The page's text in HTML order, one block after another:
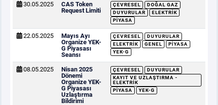
30.05.2025
CAS Token
Request Limiti
ÇEVRESEL
DOĞAL GAZ
DUYURULAR
ELEKTRIK
PIYASA
22.05.2025
Mayıs Ayı
Organize YEK-
G Piyasası
Seansı
ÇEVRESEL
DUYURULAR
ELEKTRIK
GENEL
PIYASA
YEK-G
08.05.2025
Nisan 2025
Dönemi
Organize YEK-
G Piyasası
Uzlaştırma
Bildirimi
ÇEVRESEL
DUYURULAR
KAYIT VE UZLAŞTIRMA -
ELEKTRIK
PIYASA
YEK-G